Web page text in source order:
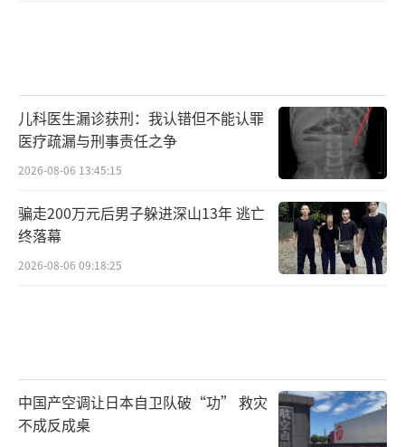
儿科医生漏诊获刑：我认错但不能认罪
医疗疏漏与刑事责任之争
2026-08-06 13:45:15
骗走200万元后男子躲进深山13年 逃亡
终落幕
2026-08-06 09:18:25
中国产空调让日本自卫队破“功” 救灾
不成反成桌